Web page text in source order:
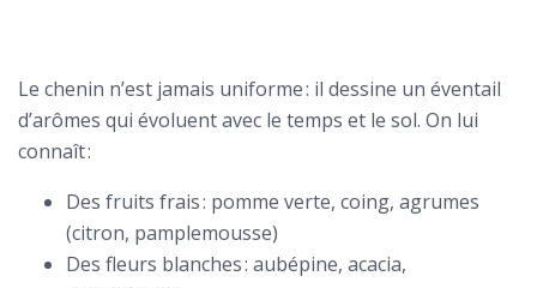
Le chenin n’est jamais uniforme : il dessine un éventail
d’arômes qui évoluent avec le temps et le sol. On lui
connaît :
Des fruits frais : pomme verte, coing, agrumes
(citron, pamplemousse)
Des fleurs blanches : aubépine, acacia,